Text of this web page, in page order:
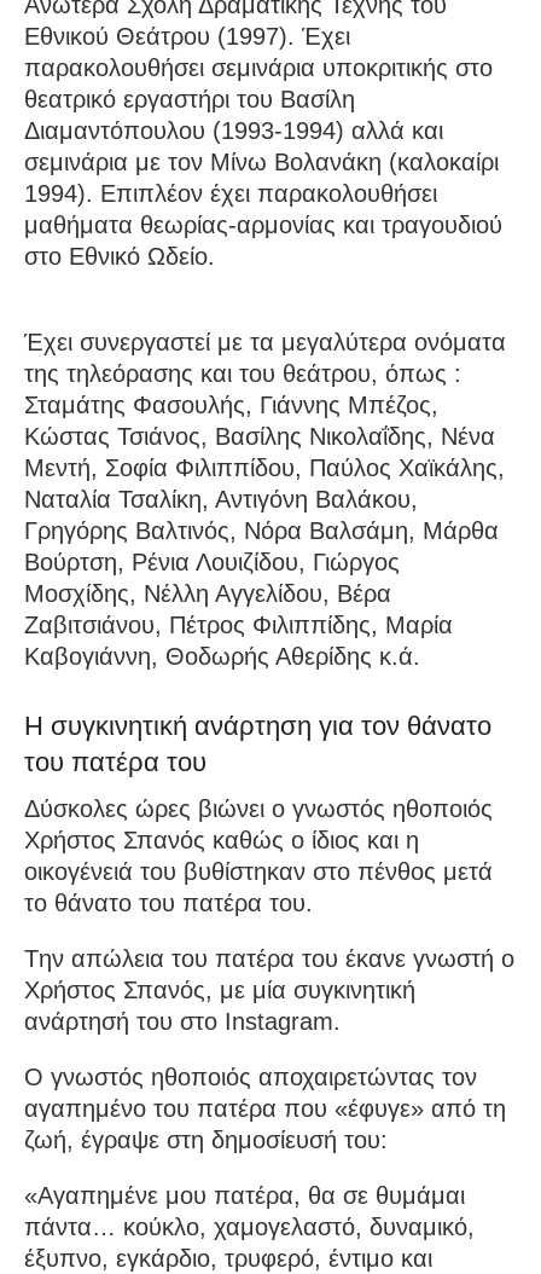
Εθνικού Θεάτρου (1997). Έχει
παρακολουθήσει σεμινάρια υποκριτικής στο
θεατρικό εργαστήρι του Βασίλη
Διαμαντόπουλου (1993-1994) αλλά και
σεμινάρια με τον Μίνω Βολανάκη (καλοκαίρι
1994). Επιπλέον έχει παρακολουθήσει
μαθήματα θεωρίας-αρμονίας και τραγουδιού
στο Εθνικό Ωδείο.
Έχει συνεργαστεί με τα μεγαλύτερα ονόματα
της τηλεόρασης και του θεάτρου, όπως :
Σταμάτης Φασουλής, Γιάννης Μπέζος,
Κώστας Τσιάνος, Βασίλης Νικολαΐδης, Νένα
Μεντή, Σοφία Φιλιππίδου, Παύλος Χαϊκάλης,
Ναταλία Τσαλίκη, Αντιγόνη Βαλάκου,
Γρηγόρης Βαλτινός, Νόρα Βαλσάμη, Μάρθα
Βούρτση, Ρένια Λουιζίδου, Γιώργος
Μοσχίδης, Νέλλη Αγγελίδου, Βέρα
Ζαβιτσιάνου, Πέτρος Φιλιππίδης, Μαρία
Καβογιάννη, Θοδωρής Αθερίδης κ.ά.
Η συγκινητική ανάρτηση για τον θάνατο
του πατέρα του
Δύσκολες ώρες βιώνει ο γνωστός ηθοποιός
Χρήστος Σπανός καθώς ο ίδιος και η
οικογένειά του βυθίστηκαν στο πένθος μετά
το θάνατο του πατέρα του.
Tην απώλεια του πατέρα του έκανε γνωστή ο
Χρήστος Σπανός, με μία συγκινητική
ανάρτησή του στο Instagram.
Ο γνωστός ηθοποιός αποχαιρετώντας τον
αγαπημένο του πατέρα που «έφυγε» από τη
ζωή, έγραψε στη δημοσίευσή του:
«Αγαπημένε μου πατέρα, θα σε θυμάμαι
πάντα… κούκλο, χαμογελαστό, δυναμικό,
έξυπνο, εγκάρδιο, τρυφερό, έντιμο και